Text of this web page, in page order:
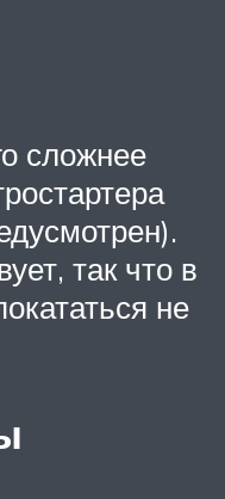
сложнее
так что в
не